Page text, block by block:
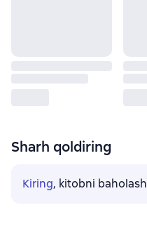
Sharh qoldiring
Kiring, kitobni